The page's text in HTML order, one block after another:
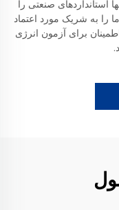
استانداردهای صنعتی را
را به شریک مورد اعتماد
برای آزمون انرژی